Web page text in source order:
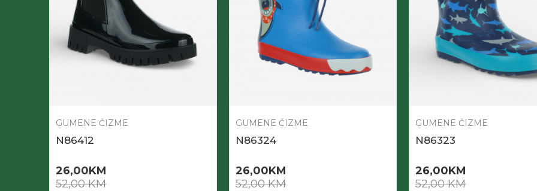
GUMENE ČIZME
N86412
26,00KM
52,00KM
GUMENE ČIZME
N86324
26,00KM
52,00KM
GUMENE ČIZME
N86323
26,00KM
52,00KM